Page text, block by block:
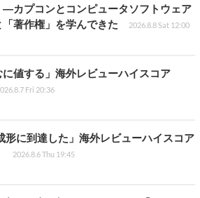
カプコンとコンピュータソフトウェア
著作権」を学んできた
2026.8.8 Sat 12:00
値する」海外レビューハイスコア
Fri 20:36
形に到達した」海外レビューハイスコア
2026.8.6 Thu 19:45